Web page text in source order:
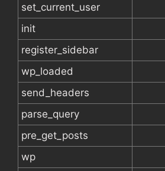
set_current_user
init
register_sidebar
wp_loaded
send_headers
parse_query
pre_get_posts
wp